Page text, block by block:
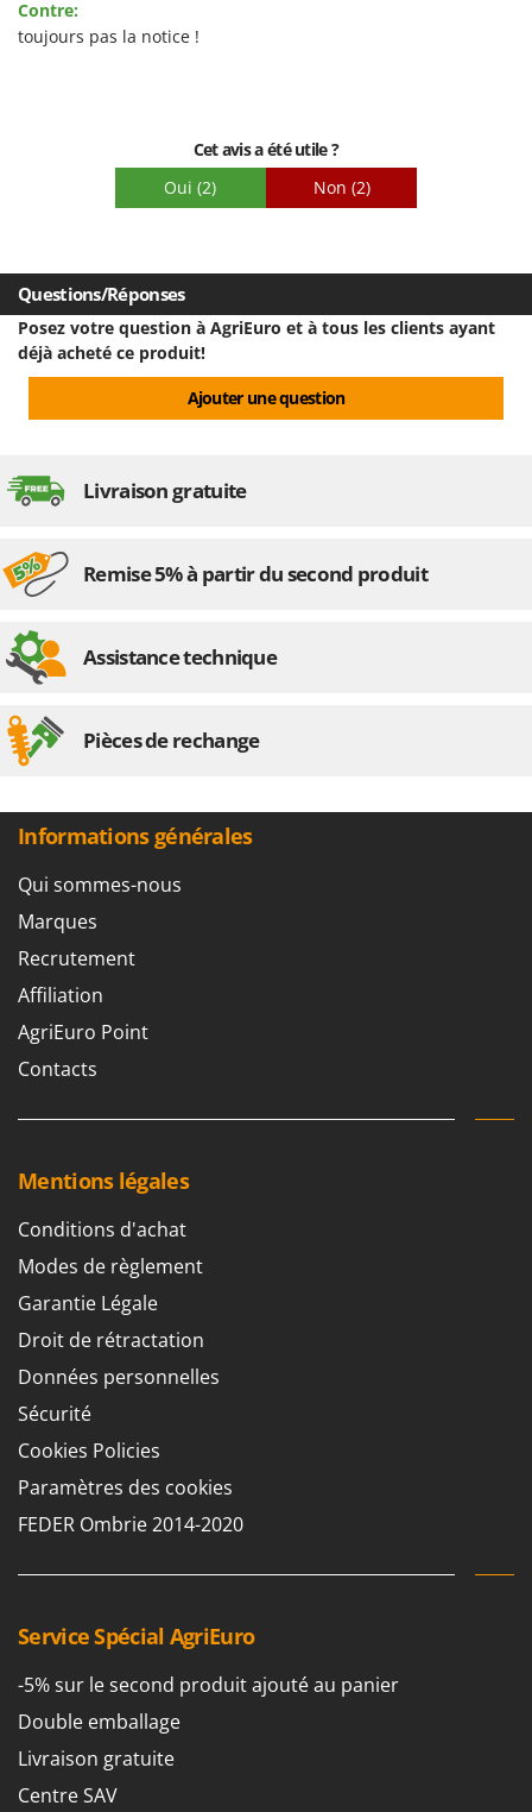
Resto Italia
Ribimex
Royal Food
Ryobi
Schnitzer
Shark
Simatech
Snapper
Spiralmac
Spring Protezione
Spyro
Stanley
Stiga
Stocker
T
Tecla
TecnoGen
Tellarini Pompe
Telwin
Tenco
Trotec
U
Udor
Unger
V
Verdemax
Prestations
Facilité d'utilisation
Contre:
toujours pas la notice !
Cet avis a été utile ?
Oui (2) Non (2)
Questions/Réponses
Posez votre question à AgriEuro et à tous les clients ayant
déjà acheté ce produit!
Ajouter une question
Livraison gratuite
Remise 5% à partir du second produit
Assistance technique
Pièces de rechange
Informations générales
Qui sommes-nous
Marques
Recrutement
Affiliation
AgriEuro Point
Contacts
Mentions légales
Conditions d'achat
Modes de règlement
Garantie Légale
Droit de rétractation
Données personnelles
Sécurité
Cookies Policies
Paramètres des cookies
FEDER Ombrie 2014-2020
Service Spécial AgriEuro
-5% sur le second produit ajouté au panier
Double emballage
Livraison gratuite
Centre SAV